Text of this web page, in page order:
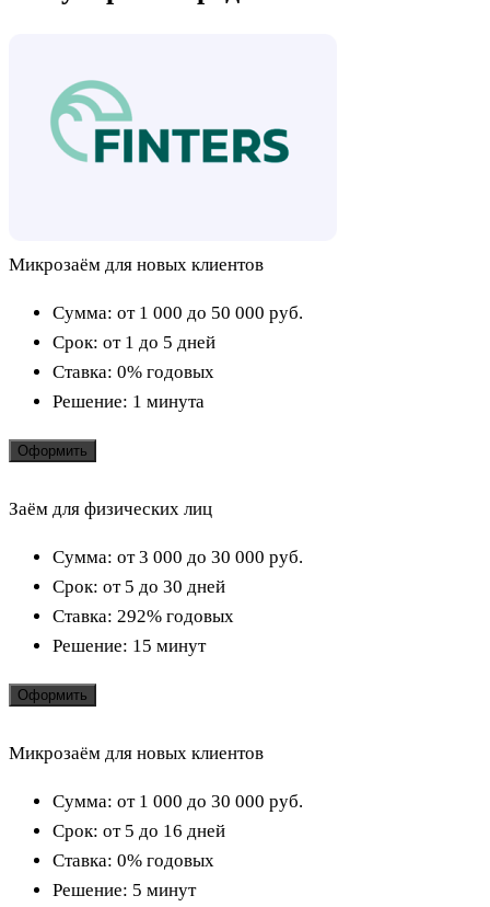
Микрозаём для новых клиентов
Сумма: от 1 000 до 50 000 руб.
Срок: от 1 до 5 дней
Ставка: 0% годовых
Решение: 1 минута
Оформить
Заём для физических лиц
Сумма: от 3 000 до 30 000 руб.
Срок: от 5 до 30 дней
Ставка: 292% годовых
Решение: 15 минут
Оформить
Микрозаём для новых клиентов
Сумма: от 1 000 до 30 000 руб.
Срок: от 5 до 16 дней
Ставка: 0% годовых
Решение: 5 минут